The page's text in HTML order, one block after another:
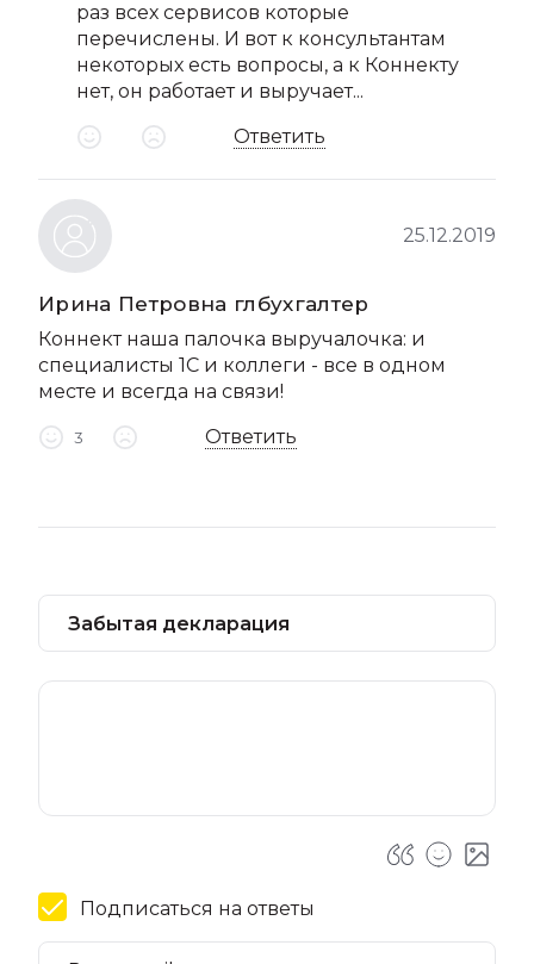
раз всех сервисов которые
перечислены. И вот к консультантам
некоторых есть вопросы, а к Коннекту
нет, он работает и выручает...
Ответить
Ирина Петровна глбухгалтер
25.12.2019
Коннект наша палочка выручалочка: и
специалисты 1С и коллеги - все в одном
месте и всегда на связи!
3 Ответить
Подписаться на ответы